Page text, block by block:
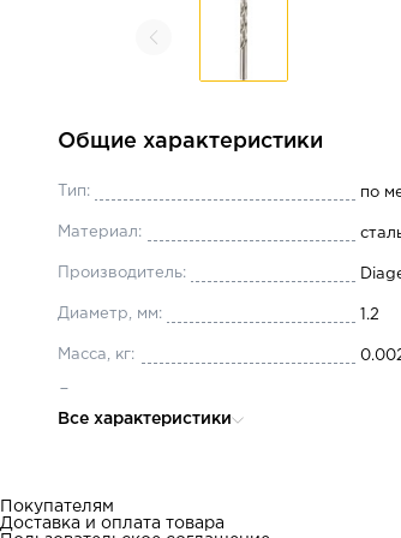
Общие характеристики
Тип: по
Материал:
Производитель:
Диаметр, мм: 1.2
Масса, кг:
Все характеристики
Покупателям
Доставка и оплата товара